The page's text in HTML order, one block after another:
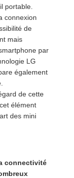
portable.
connexion
de
mais
par
LG
également
de cette
élément
des mini
connectivité